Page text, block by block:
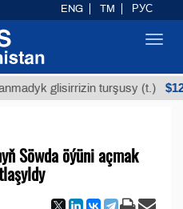
glisirrizin turşusy (t.) $12935,18
Söwda öýüni açmak
ENG TM РУС